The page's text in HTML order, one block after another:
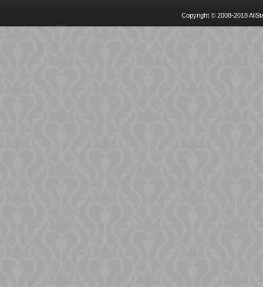
Copyright © 2008-2018